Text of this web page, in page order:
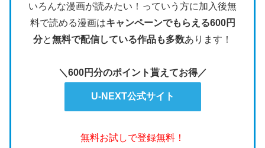
いろんな漫画が読みたい！っていう方に加入後無
料で読める漫画はキャンペーンでもらえる600円
分と無料で配信している作品も多数あります！
＼600円分のポイント貰えてお得／
U-NEXT公式サイト
無料お試しで登録無料！